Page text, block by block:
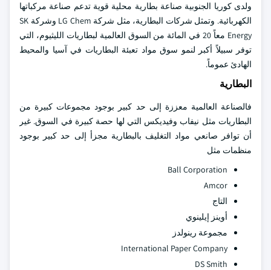
ولدى كوريا الجنوبية صناعة بطارية محلية قوية تدعم صناعة مركباتها
الكهربائية. وتمثل شركات البطارية، مثل شركة LG Chem وشركة SK
Energy معاً 20 في المائة من السوق العالمية لبطاريات الليثيوم، التي
توفر سبيلاً أكبر لنمو سوق مواد تعبئة البطاريات في آسيا والمحيط
الهادئ عموماً.
البطارية
فالصناعة العالمية معززة إلى حد كبير بوجود مجموعات كبيرة من
البطاريات مثل نيفاب وفيديكس التي لها حصة كبيرة في السوق. غير
أن توافر صانعي مواد التغليف بالبطارية مجزأ إلى حد كبير بوجود
منظمات مثل
Ball Corporation
Amcor
التاج
أوينز إيلينوي
مجموعة رينولدز
International Paper Company
DS Smith